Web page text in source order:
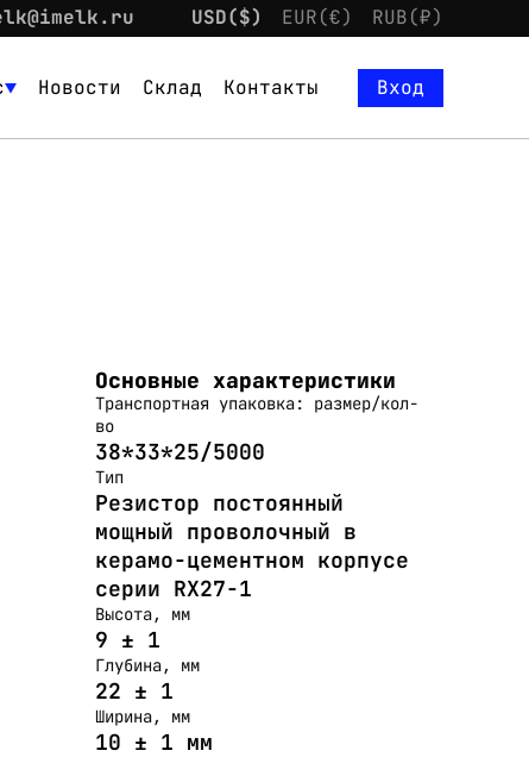
USD($) EUR(€) RUB(₽)
Новости Склад Контакты
Вход
Основные характеристики
Транспортная упаковка: размер/кол-
во
38*33*25/5000
Тип
Резистор постоянный
мощный проволочный в
керамо-цементном корпусе
серии RX27-1
Высота, мм
9 ± 1
Глубина, мм
22 ± 1
Ширина, мм
10 ± 1 мм